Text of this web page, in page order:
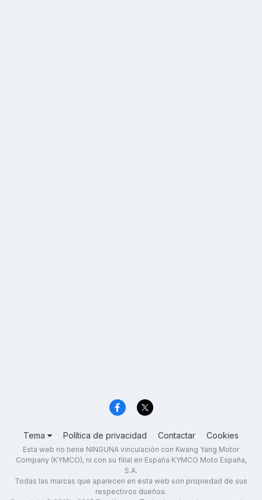
Tema Política de privacidad Contactar Cookies
Esta web no tiene NINGUNA vinculación con Kwang Yang Motor
Company (KYMCO), ni con su filial en España KYMCO Moto España,
S.A.
Todas las marcas que aparecen en esta web son propiedad de sus
respectivos dueños.